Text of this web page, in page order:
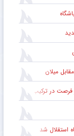
میلان
در ترکیب اصلی
استقلال شد